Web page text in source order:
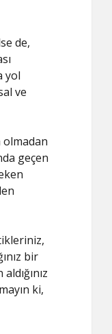
de,
yol
ve
olmadan
geçen
bir
ki,